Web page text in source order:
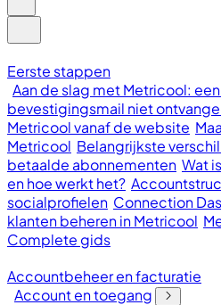
Eerste stappen
Aan de slag met Metricool:
bevestigingsmail niet
Metricool vanaf de website
Metricool Belangrijkste
betaalde abonnementen Wat
en hoe werkt het?
socialprofielen Connection
klanten beheren in Metricool
Complete gids
Accountbeheer en facturatie
Account en toegang